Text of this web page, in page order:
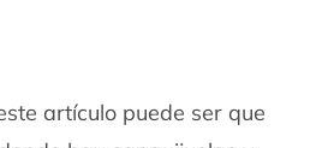
artículo puede ser que